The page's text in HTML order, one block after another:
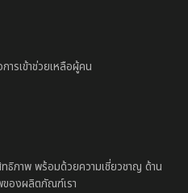
ารเข้าช่วยเหลือผู้คน
ธิภาพ พร้อมด้วยความเชี่ยวชาญ ด้าน
ของผลิตภัณฑ์เรา